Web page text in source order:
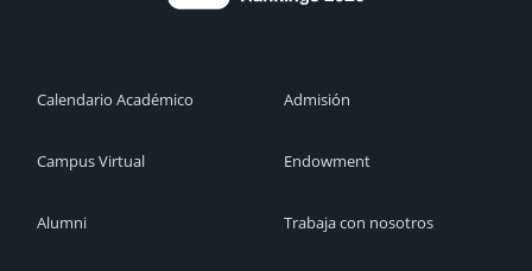
Calendario Académico
Campus Virtual
Alumni
Admisión
Endowment
Trabaja con nosotros